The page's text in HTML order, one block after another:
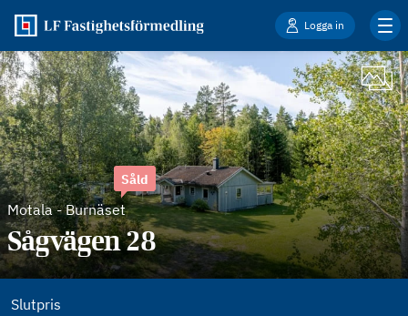
Logga in
Motala-Burnäset
Såld
Sågvägen 28
Slutpris